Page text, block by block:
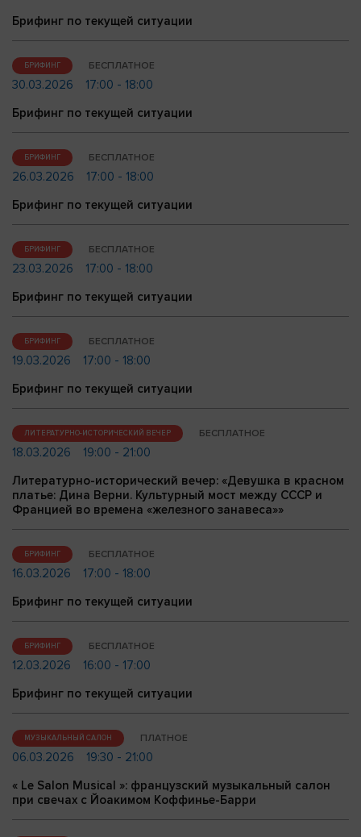
Брифинг по текущей ситуации
БРИФИНГ БЕСПЛАТНОЕ
30.03.2026
17:00 - 18:00
Брифинг по текущей ситуации
БРИФИНГ БЕСПЛАТНОЕ
26.03.2026
17:00 - 18:00
Брифинг по текущей ситуации
БРИФИНГ БЕСПЛАТНОЕ
23.03.2026
17:00 - 18:00
Брифинг по текущей ситуации
БРИФИНГ БЕСПЛАТНОЕ
19.03.2026
17:00 - 18:00
Брифинг по текущей ситуации
ЛИТЕРАТУРНО-ИСТОРИЧЕСКИЙ ВЕЧЕР БЕСПЛАТНОЕ
18.03.2026
19:00 - 21:00
Литературно-исторический вечер: «Девушка в красном
платье: Дина Верни. Культурный мост между СССР и
Францией во времена «железного занавеса»»
БРИФИНГ БЕСПЛАТНОЕ
16.03.2026
17:00 - 18:00
Брифинг по текущей ситуации
БРИФИНГ БЕСПЛАТНОЕ
12.03.2026
16:00 - 17:00
Брифинг по текущей ситуации
МУЗЫКАЛЬНЫЙ САЛОН ПЛАТНОЕ
06.03.2026
19:30 - 21:00
« Le Salon Musical »: французский музыкальный салон
при свечах с Йоакимом Коффинье-Барри